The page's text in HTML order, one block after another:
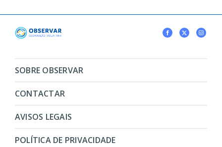
SOBRE OBSERVAR
CONTACTAR
AVISOS LEGAIS
POLÍTICA DE PRIVACIDADE